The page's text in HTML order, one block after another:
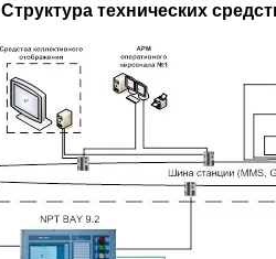
Структура технических